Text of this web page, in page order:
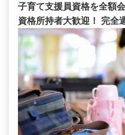
子育て支援員資格を全額
資格所持者大歓迎！ 完全